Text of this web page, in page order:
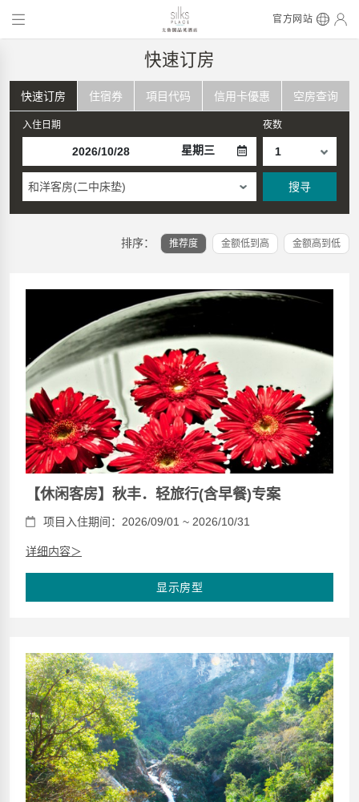
官方网站
快速订房
快速订房 住宿券 項目代码 信用卡優惠 空房查询
入住日期
星期三
夜数
和洋客房(二中床垫) 搜寻
排序： 推荐度 金额低到高 金额高到低
【休闲客房】秋丰．轻旅行(含早餐)专案
项目入住期间：2026/09/01 ~ 2026/10/31
详细内容＞
显示房型